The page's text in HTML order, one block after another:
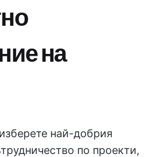
на
най-добрия
по проекти,